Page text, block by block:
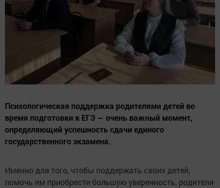
Психологическая поддержка родителями детей во
время подготовки к ЕГЭ — очень важный момент,
определяющий успешность сдачи единого
государственного экзамена.
Именно для того, чтобы поддержать своих детей,
помочь им приобрести большую уверенность, родители